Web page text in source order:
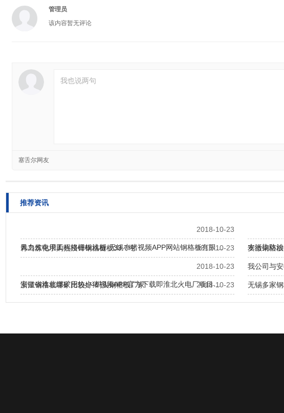
管理员
该内容暂无评论
塞舌尔网友
推荐资讯
2018-10-23
风力发电用工程格栅板浅析-无锡小猪视频APP网站钢格板有限… 水污染防
2018-10-23
青岛炼化求购热浸锌钢格栅板33.7吨 安徽钢格板
2018-10-23
安徽省淮北煤矿用热小猪视频APP官方下载即淮北火电厂项目…
我公司与
2018-10-23
浙江钢格板哪家比较好-码头钢格板厂家 无锡多家钢